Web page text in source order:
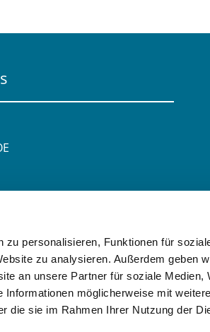
personalisieren, Funktionen für
zu analysieren. Außerdem geben
an unsere Partner für soziale Medien,
möglicherweise mit
die sie im Rahmen Ihrer Nutzung der